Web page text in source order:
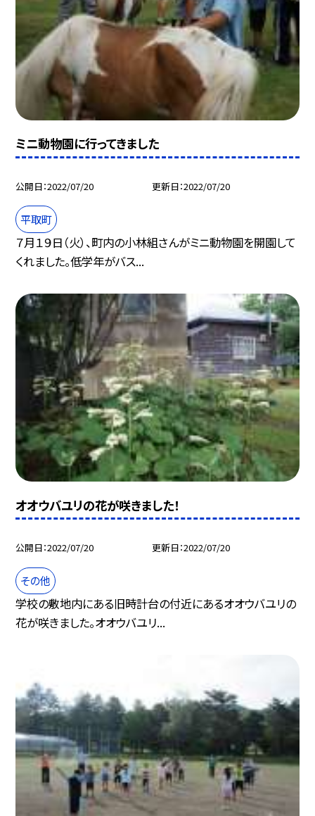
ミニ動物園に行ってきました
公開日 2022/07/20 更新日 2022/07/20
平取町
７月１９日（火）、町内の小林組さんがミニ動物園を開園して
くれました。低学年がバス...
オオウバユリの花が咲きました！
公開日 2022/07/20 更新日 2022/07/20
その他
学校の敷地内にある旧時計台の付近にあるオオウバユリの
花が咲きました。オオウバユリ...